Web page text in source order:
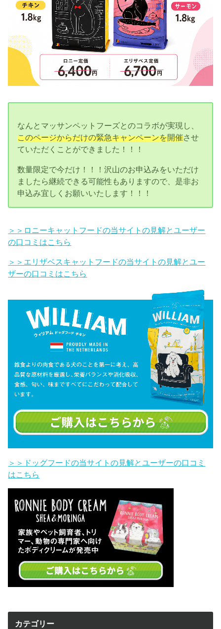
なんとマッサンペットフーズとのコラボが実現し、
このページからだけの緊急キャンペーンを開催させ
ていただくことができました！！！
数量限定で今だけ！！！沢山のお申込みをいただけ
ましたら継続できる可能性もありますので、是非お
申込み宜しくお願いいたします！！！
＞＞ロニーキャットフードの当サイトの見解とユーザー
の口コミはこちら
＞＞エリザベスキャットフードの当サイトの見解とユー
ザーの口コミはこちら
＞＞ドッグフードの当サイトの見解とユーザーの口コミ
はこちら
カテゴリー